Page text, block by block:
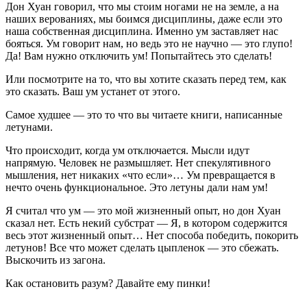
Дон Хуан говорил, что мы стоим ногами не на земле, а на
наших верованиях, мы боимся дисциплины, даже если это
наша собственная дисциплина. Именно ум заставляет нас
бояться. Ум говорит нам, но ведь это не научно — это глупо!
Да! Вам нужно отключить ум! Попытайтесь это сделать!
Или посмотрите на то, что вы хотите сказать перед тем, как
это сказать. Ваш ум устанет от этого.
Самое худшее — это то что вы читаете книги, написанные
летунами.
Что происходит, когда ум отключается. Мысли идут
напрямую. Человек не размышляет. Нет спекулятивного
мышления, нет никаких «что если»… Ум превращается в
нечто очень функциональное. Это летуны дали нам ум!
Я считал что ум — это мой жизненный опыт, но дон Хуан
сказал нет. Есть некий субстрат — Я, в котором содержится
весь этот жизненный опыт… Нет способа победить, покорить
летунов! Все что может сделать цыпленок — это сбежать.
Выскочить из загона.
Как остановить разум? Давайте ему пинки!